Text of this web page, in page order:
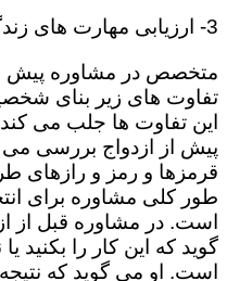
3- ارزیابی مهارت های زندگی مشترک نامزدها
متخصص در مشاوره پیش
تفاوت های زیر بنای
این تفاوت ها جلب می
پیش از ازدواج بررسی می
قرمزها و رمز و رازهای
طور کلی مشاوره برای
است. در مشاوره قبل از
گوید که این کار را بکنید
است. او می گوید که